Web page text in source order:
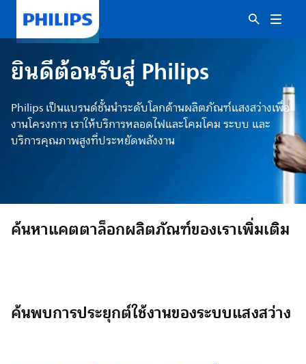
ยินดีต้อนรับสู่ Philips
Philips เป็นแบรนด์ชั้นนำระดับโลกด้านผลิตภัณฑ์แสงสว่างเพื่อ
งานโครงการ เราให้บริการหลอดไฟและโคมโคม ระบบ และ
บริการคุณภาพสูงที่ประหยัดพลังงาน
ค้นหาแคตตาล็อกผลิตภัณฑ์ของเราเพิ่มเติม
ค้นพบการประยุกต์ใช้งานของระบบแสงสว่าง